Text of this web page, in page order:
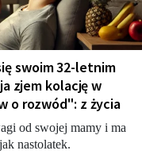
swoim 32-letnim
zjem kolację w
o rozwód": z życia
od swojej mamy i ma
nastolatek.